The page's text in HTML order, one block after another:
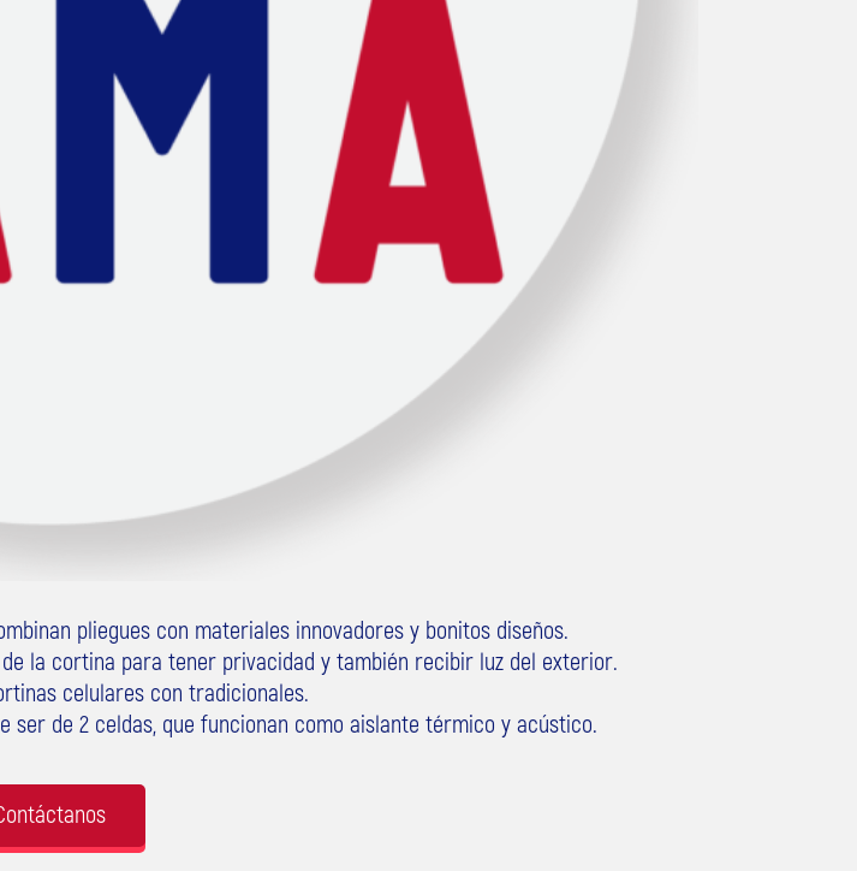
pliegues con materiales innovadores y bonitos diseños.
la cortina para tener privacidad y también recibir luz del exterior.
celulares con tradicionales.
ser de 2 celdas, que funcionan como aislante térmico y acústico.